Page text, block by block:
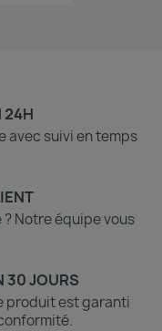
24H
avec suivi en temps
Notre équipe vous
30 JOURS
produit est garanti